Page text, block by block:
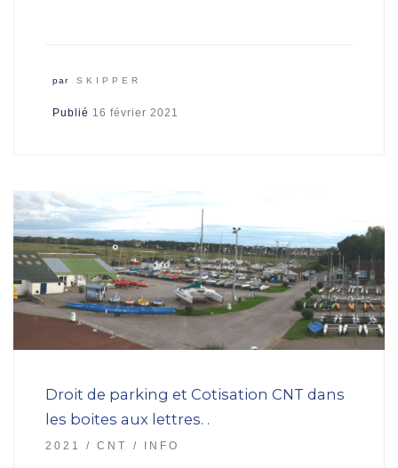
par SKIPPER
Publié 16 février 2021
Droit de parking et Cotisation CNT dans
les boites aux lettres. .
2021 CNT INFO